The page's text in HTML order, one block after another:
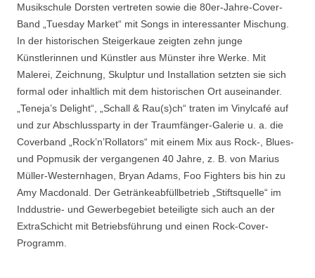
Musikschule Dorsten vertreten sowie die 80er-Jahre-Cover-
Band „Tuesday Market“ mit Songs in interessanter Mischung.
In der historischen Steigerkaue zeigten zehn junge
Künstlerinnen und Künstler aus Münster ihre Werke. Mit
Malerei, Zeichnung, Skulptur und Installation setzten sie sich
formal oder inhaltlich mit dem historischen Ort auseinander.
„Teneja’s Delight“, „Schall & Rau(s)ch“ traten im Vinylcafé auf
und zur Abschlussparty in der Traumfänger-Galerie u. a. die
Coverband „Rock’n’Rollators“ mit einem Mix aus Rock-, Blues-
und Popmusik der vergangenen 40 Jahre, z. B. von Marius
Müller-Westernhagen, Bryan Adams, Foo Fighters bis hin zu
Amy Macdonald. Der Getränkeabfüllbetrieb „Stiftsquelle“ im
Inddustrie- und Gewerbegebiet beteiligte sich auch an der
ExtraSchicht mit Betriebsführung und einen Rock-Cover-
Programm.